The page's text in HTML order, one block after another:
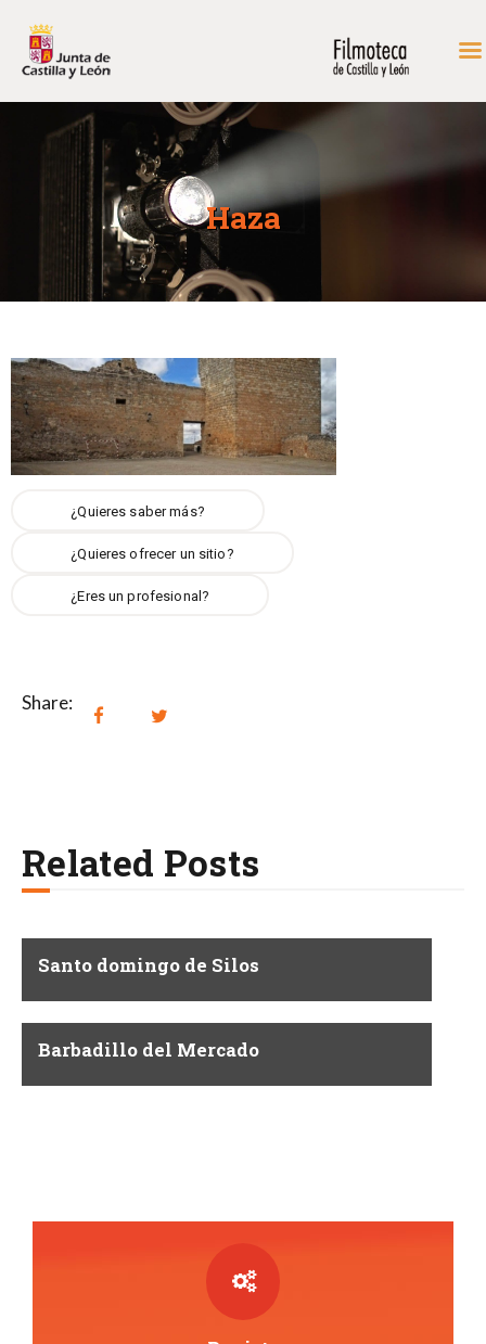
Haza
INICIO
FONDOS DE CONSULTA
PROGRAMACIÓN
EXPOSICIONES
DIDÁCTICA
MÁS…
CONTACTAR
¿Quieres saber más?
¿Quieres ofrecer un sitio?
¿Eres un profesional?
Share:
Related Posts
Santo domingo de Silos
Barbadillo del Mercado